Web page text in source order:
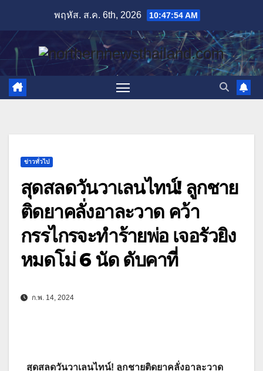
content
พฤหัส. ส.ค. 6th, 2026 10:47:55 AM
ข่าวทั่วไป
สุดสลดวันวาเลนไทน์! ลูกชาย
ติดยาคลั่งอาละวาด คว้า
กรรไกรจะทำร้ายพ่อ เจอรัวยิง
หมดโม่ 6 นัด ดับคาที่
ก.พ. 14, 2024
สุดสลดวันวาเลนไทน์! ลูกชายติดยาคลั่งอาละวาด